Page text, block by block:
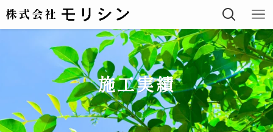
施工実績